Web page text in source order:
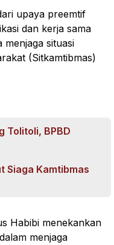
upaya preemtif
dan kerja sama
situasi
(Sitkamtibmas)
Tolitoli, BPBD
Siaga Kamtibmas
Habibi menekankan
menjaga